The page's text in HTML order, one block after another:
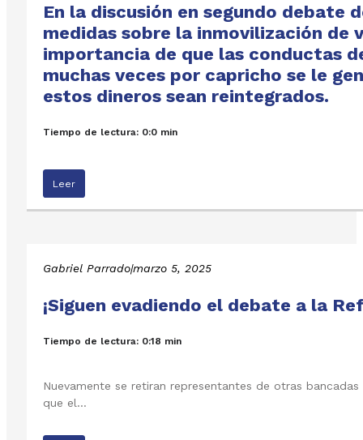
En la discusión en segundo debate
medidas sobre la inmovilización de
importancia de que las conductas
muchas veces por capricho se le
estos dineros sean reintegrados.
Tiempo de lectura: 0:0 min
Leer
Gabriel Parrado|marzo 5, 2025
¡Siguen evadiendo el debate a la
Tiempo de lectura: 0:18 min
Nuevamente se retiran representantes de otras
que el…